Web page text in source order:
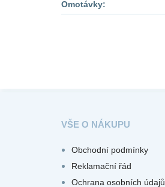
Omotávky:
VŠE O NÁKUPU
Obchodní podmínky
Reklamační řád
Ochrana osobních údajů